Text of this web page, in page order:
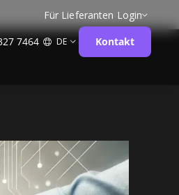
Für Lieferanten Login
7464 DE Kontakt